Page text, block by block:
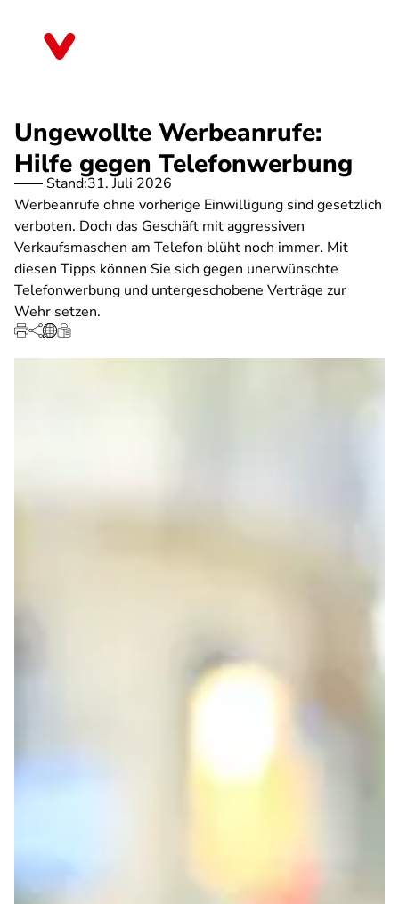
Ungewollte Werbeanrufe:
Hilfe gegen Telefonwerbung
Stand:31. Juli 2026
Werbeanrufe ohne vorherige Einwilligung sind gesetzlich
verboten. Doch das Geschäft mit aggressiven
Verkaufsmaschen am Telefon blüht noch immer. Mit
diesen Tipps können Sie sich gegen unerwünschte
Telefonwerbung und untergeschobene Verträge zur
Wehr setzen.